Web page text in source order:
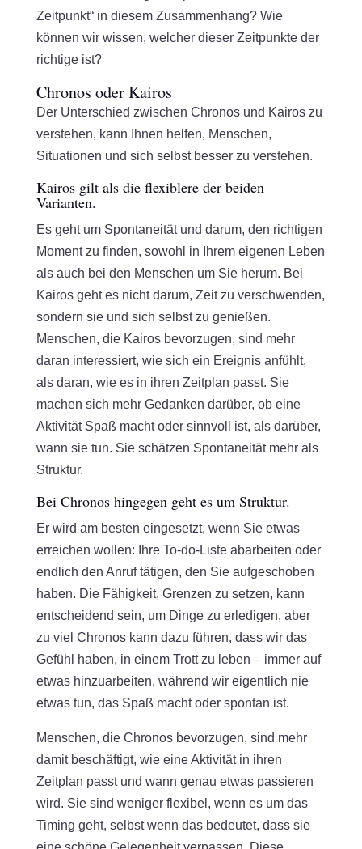
Zeitpunkt“ in diesem Zusammenhang? Wie
können wir wissen, welcher dieser Zeitpunkte der
richtige ist?
Chronos oder Kairos
Der Unterschied zwischen Chronos und Kairos zu
verstehen, kann Ihnen helfen, Menschen,
Situationen und sich selbst besser zu verstehen.
Kairos gilt als die flexiblere der beiden
Varianten.
Es geht um Spontaneität und darum, den richtigen
Moment zu finden, sowohl in Ihrem eigenen Leben
als auch bei den Menschen um Sie herum. Bei
Kairos geht es nicht darum, Zeit zu verschwenden,
sondern sie und sich selbst zu genießen.
Menschen, die Kairos bevorzugen, sind mehr
daran interessiert, wie sich ein Ereignis anfühlt,
als daran, wie es in ihren Zeitplan passt. Sie
machen sich mehr Gedanken darüber, ob eine
Aktivität Spaß macht oder sinnvoll ist, als darüber,
wann sie tun. Sie schätzen Spontaneität mehr als
Struktur.
Bei Chronos hingegen geht es um Struktur.
Er wird am besten eingesetzt, wenn Sie etwas
erreichen wollen: Ihre To-do-Liste abarbeiten oder
endlich den Anruf tätigen, den Sie aufgeschoben
haben. Die Fähigkeit, Grenzen zu setzen, kann
entscheidend sein, um Dinge zu erledigen, aber
zu viel Chronos kann dazu führen, dass wir das
Gefühl haben, in einem Trott zu leben – immer auf
etwas hinzuarbeiten, während wir eigentlich nie
etwas tun, das Spaß macht oder spontan ist.
Menschen, die Chronos bevorzugen, sind mehr
damit beschäftigt, wie eine Aktivität in ihren
Zeitplan passt und wann genau etwas passieren
wird. Sie sind weniger flexibel, wenn es um das
Timing geht, selbst wenn das bedeutet, dass sie